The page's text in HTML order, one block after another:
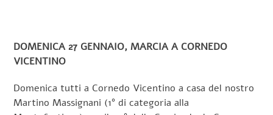
DOMENICA 27 GENNAIO, MARCIA A CORNEDO
VICENTINO
Domenica tutti a Cornedo Vicentino a casa del nostro
Martino Massignani (1° di categoria alla